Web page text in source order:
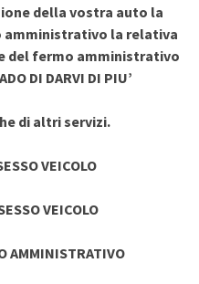
della vostra auto la
amministrativo la relativa
del fermo amministrativo
DI DARVI DI PIU’
di altri servizi.
VEICOLO
VEICOLO
AMMINISTRATIVO